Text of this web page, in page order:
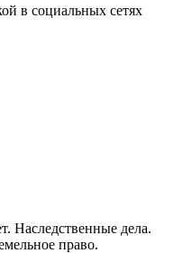
в социальных сетях
Наследственные дела.
право.